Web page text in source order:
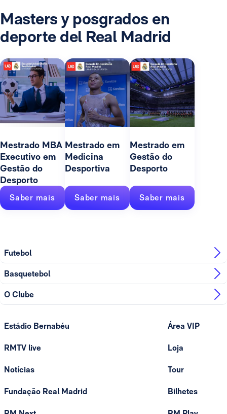
Masters y posgrados en
deporte del Real Madrid
Mestrado MBA
Executivo em
Gestão do
Desporto
Saber mais
Mestrado em
Medicina
Desportiva
Saber mais
Mestrado em
Gestão do
Desporto
Saber mais
Futebol
Basquetebol
O Clube
Estádio Bernabéu
RMTV live
Notícias
Fundação Real Madrid
Área VIP
Loja
Tour
Bilhetes